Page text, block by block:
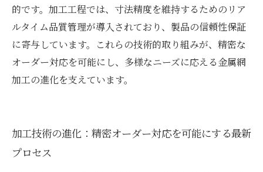
的です。加工工程では、寸法精度を維持するためのリア
ルタイム品質管理が導入されており、製品の信頼性保証
に寄与しています。これらの技術的取り組みが、精密な
オーダー対応を可能にし、多様なニーズに応える金属網
加工の進化を支えています。
加工技術の進化：精密オーダー対応を可能にする最新
プロセス